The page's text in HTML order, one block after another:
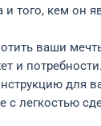
того, кем он
ваши
и потребности.
для
с легкостью